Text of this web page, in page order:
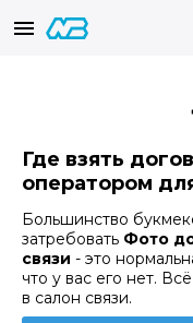
Где взять
оператором
Большинство
затребовать Фото
связи - это
что у вас его нет.
в салон связи.